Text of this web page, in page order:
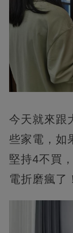
今天就來跟
些家電，如
堅持4不買
電折磨瘋了！